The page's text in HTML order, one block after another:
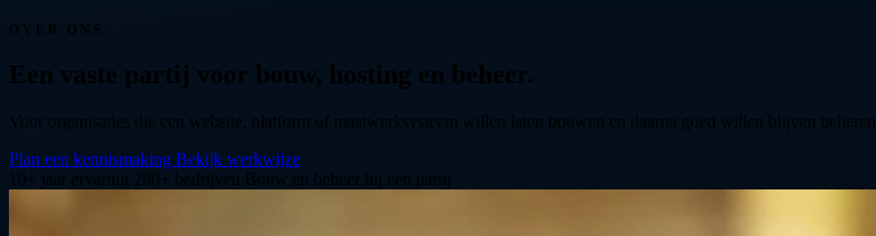
OVER ONS
Een vaste partij voor bouw, hosting en beheer.
Voor organisaties die een website, platform of maatwerksysteem willen laten bouwen en daarna goed willen blijven beheren.
Plan een kennismaking Bekijk werkwijze
10+ jaar ervaring
200+ bedrijven Bouw en beheer bij een partij